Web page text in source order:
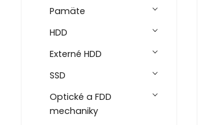
Pamäte
HDD
Externé HDD
SSD
Optické a FDD
mechaniky